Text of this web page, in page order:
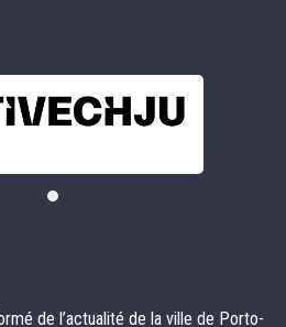
de l’actualité de la ville de Porto-